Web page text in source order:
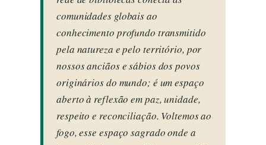
comunidades globais ao
conhecimento profundo transmitido
pela natureza e pelo território, por
nossos anciãos e sábios dos povos
originários do mundo; é um espaço
aberto à reflexão em paz, unidade,
respeito e reconciliação. Voltemos ao
fogo, esse espaço sagrado onde a